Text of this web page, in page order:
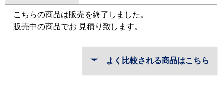
こちらの商品は販売を終了しました。
販売中の商品でお 見積り致します。
よく比較される商品はこちら